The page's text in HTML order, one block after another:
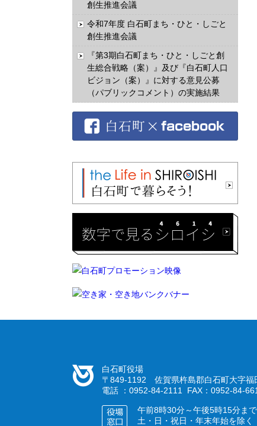
創生推進会議
令和7年度 白石町まち・ひと・しごと
創生推進会議
『第3期白石町まち・ひと・しごと創
生総合戦略（案）』及び『白石町人口
ビジョン（案）』に対する意見公募
（パブリックコメント）の実施結果
白石町役場
〒849-1192 佐賀県杵島郡白石町大字福
電話 ：0952-84-2111 FAX：0952-84-
午前8時30分～午後5時15分まで
土・日・祝日・年末年始を除く